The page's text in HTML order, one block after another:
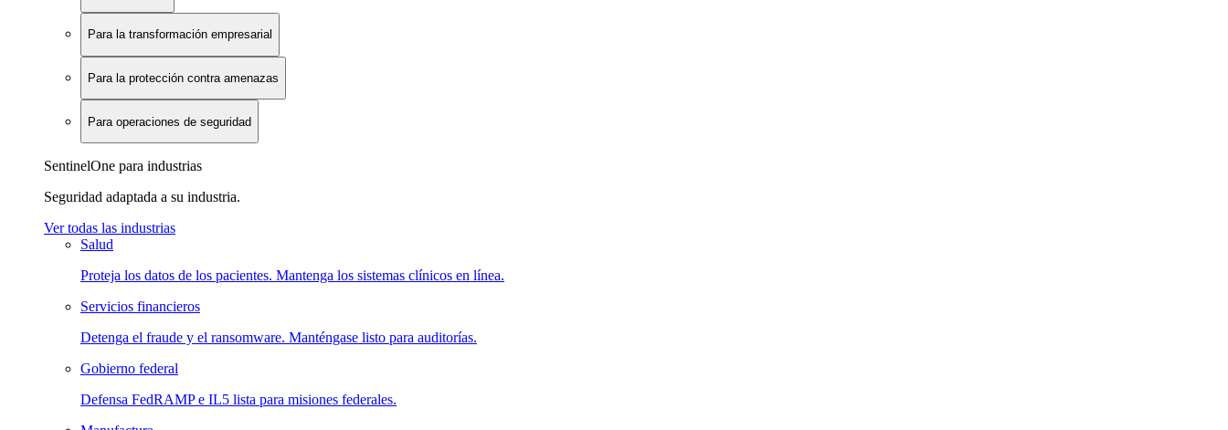
Para la transformación empresarial
Para la protección contra amenazas
Para operaciones de seguridad
SentinelOne para industrias
Seguridad adaptada a su industria.
Ver todas las industrias
Salud
Proteja los datos de los pacientes. Mantenga los sistemas clínicos en línea.
Servicios financieros
Detenga el fraude y el ransomware. Manténgase listo para auditorías.
Gobierno federal
Defensa FedRAMP e IL5 lista para misiones federales.